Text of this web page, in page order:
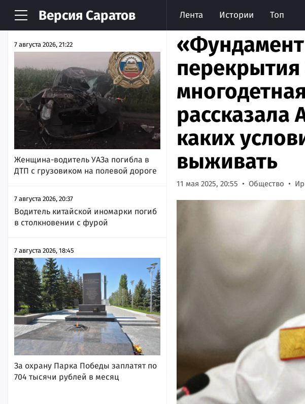
Версия Саратов Лента Истории Топ
НОВОСТИ АРХИВ
7 августа 2026, 21:22
Женщина-водитель УАЗа погибла в
ДТП с грузовиком на полевой дороге
7 августа 2026, 20:37
Водитель китайской иномарки погиб
в столкновении с фурой
7 августа 2026, 18:45
За охрану Парка Победы заплатят по
704 тысячи рублей в месяц
«Фундамент
перекрытия
рассказала
каких
выживать
11 мая 2025, 20:55 Общество